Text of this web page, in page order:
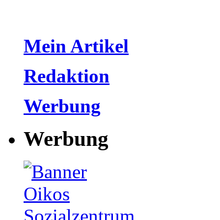
Mein Artikel
Redaktion
Werbung
Werbung